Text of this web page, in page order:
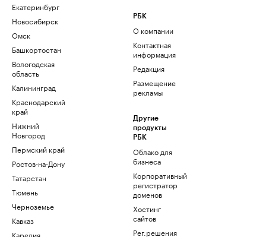
Екатеринбург
Новосибирск
Омск
Башкортостан
Вологодская
область
Калининград
Краснодарский
край
Нижний
Новгород
Пермский край
Ростов-на-Дону
Татарстан
Тюмень
Черноземье
Кавказ
Карелия
РБК
О компании
Контактная
информация
Редакция
Размещение
рекламы
Другие
продукты
РБК
Облако для
бизнеса
Корпоративный
регистратор
доменов
Хостинг
сайтов
Рег.решения